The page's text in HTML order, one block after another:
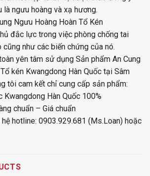
ngưu hoàng và xạ hương.
Ngưu Hoàng Hoàn Tổ Kén
đắc lực trong việc phòng chống tai
cũng như các biến chứng của nó.
yên tâm sử dụng Sản phẩm An Cung
kén Kwangdong Hàn Quốc tại Sâm
tôi cam kết chỉ cung cấp sản phẩm:
Kwangdong Hàn Quốc 100%
chuẩn – Giá chuẩn
hotline: 0903.929.681 (Ms.Loan) hoặc